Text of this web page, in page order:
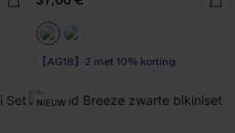
【AG18】2 met 10% korting
NIEUW